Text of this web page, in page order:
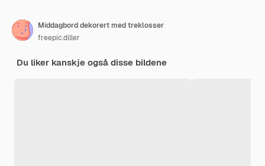
Middagbord dekorert med treklosser
freepic.diller
Du liker kanskje også disse bildene